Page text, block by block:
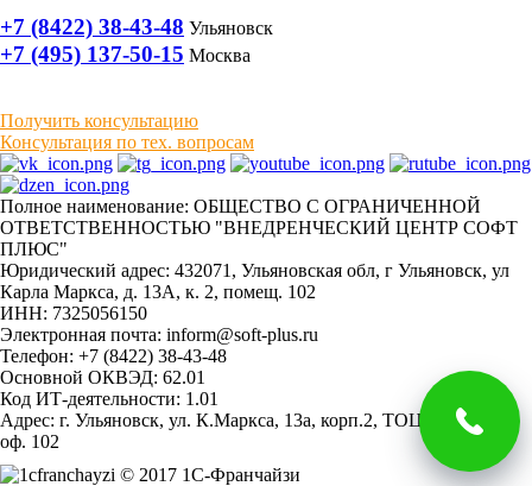
+7 (8422) 38-43-48 Ульяновск
+7 (495) 137-50-15 Москва
Получить консультацию
Консультация по тех. вопросам
Полное наименование: ОБЩЕСТВО С ОГРАНИЧЕННОЙ
ОТВЕТСТВЕННОСТЬЮ "ВНЕДРЕНЧЕСКИЙ ЦЕНТР СОФТ
ПЛЮС"
Юридический адрес: 432071, Ульяновская обл, г Ульяновск, ул
Карла Маркса, д. 13А, к. 2, помещ. 102
ИНН: 7325056150
Электронная почта: inform@soft-plus.ru
Телефон: +7 (8422) 38-43-48
Основной ОКВЭД: 62.01
Код ИТ-деятельности: 1.01
Адрес: г. Ульяновск, ул. К.Маркса, 13а, корп.2, ТОЦ "Мираж"
оф. 102
© 2017 1С-Франчайзи